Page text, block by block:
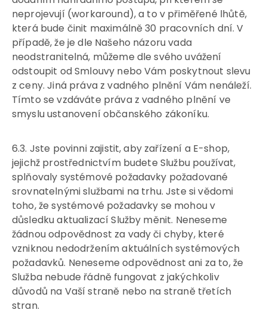
neprojevují (workaround), a to v přiměřené lhůtě,
která bude činit maximálně 30 pracovních dní. V
případě, že je dle Našeho názoru vada
neodstranitelná, můžeme dle svého uvážení
odstoupit od Smlouvy nebo Vám poskytnout slevu
z ceny. Jiná práva z vadného plnění Vám nenáleží.
Tímto se vzdáváte práva z vadného plnění ve
smyslu ustanovení občanského zákoníku.
6.3. Jste povinni zajistit, aby zařízení a E-shop,
jejichž prostřednictvím budete Službu používat,
splňovaly systémové požadavky požadované
srovnatelnými službami na trhu. Jste si vědomi
toho, že systémové požadavky se mohou v
důsledku aktualizací Služby měnit. Neneseme
žádnou odpovědnost za vady či chyby, které
vzniknou nedodržením aktuálních systémových
požadavků. Neneseme odpovědnost ani za to, že
Služba nebude řádně fungovat z jakýchkoliv
důvodů na Vaší straně nebo na straně třetích
stran.